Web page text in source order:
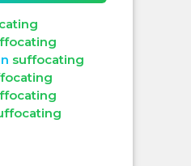
suffocating